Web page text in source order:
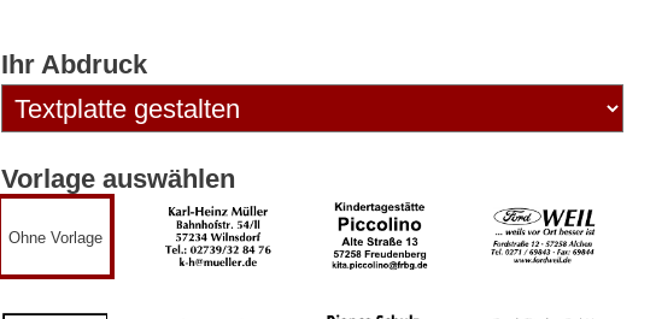
Ihr Abdruck
Vorlage auswählen
Ohne Vorlage